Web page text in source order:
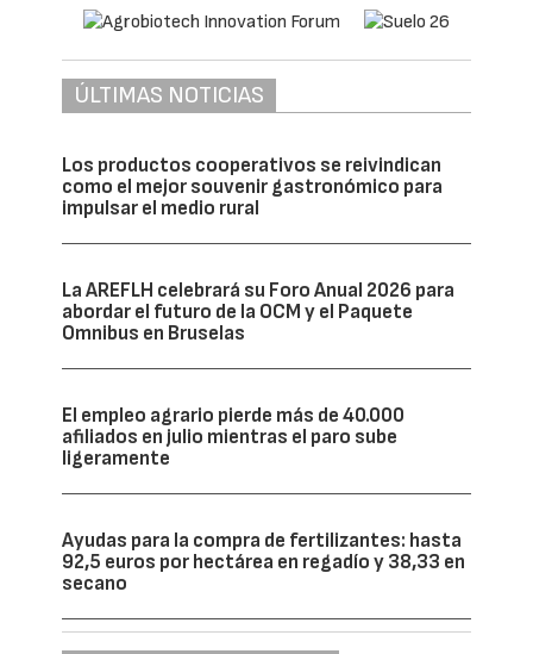
ÚLTIMAS NOTICIAS
Los productos cooperativos se reivindican
como el mejor souvenir gastronómico para
impulsar el medio rural
La AREFLH celebrará su Foro Anual 2026 para
abordar el futuro de la OCM y el Paquete
Omnibus en Bruselas
El empleo agrario pierde más de 40.000
afiliados en julio mientras el paro sube
ligeramente
Ayudas para la compra de fertilizantes: hasta
92,5 euros por hectárea en regadío y 38,33 en
secano